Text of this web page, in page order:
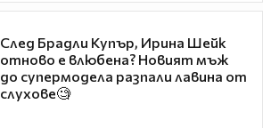
След Брадли Купър, Ирина Шейк
отново е влюбена? Новият мъж
до супермодела разпали лавина от
слухове🧐